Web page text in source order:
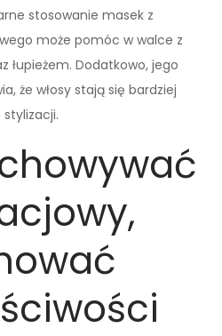
stosowanie masek z
może pomóc w walce z
łupieżem. Dodatkowo, jego
że włosy stają się bardziej